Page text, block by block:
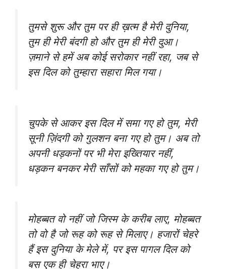
तुमसे शुरू और तुम पर ही ख़त्म है मेरी दुनिया,
तुम ही मेरी बंदगी हो और तुम ही मेरी दुआ।
ज़माने से हमें अब कोई सरोकार नहीं रहा, जब से
इस दिल को तुम्हारा सहारा मिल गया।
चुपके से आकर इस दिल में समा गए हो तुम, मेरी
सूनी ज़िंदगी को गुलशन बना गए हो तुम। अब तो
अपनी धड़कनों पर भी मेरा इख्तियार नहीं,
धड़कन बनकर मेरी साँसों को महका गए हो तुम।
मोहब्बत वो नहीं जो जिस्म के करीब लाए, मोहब्बत
तो वो है जो रूह को रूह से मिलाए। हजारों चेहरे
हैं इस दुनिया के मेले में, पर इस पागल दिल को
बस एक ही चेहरा भाए।